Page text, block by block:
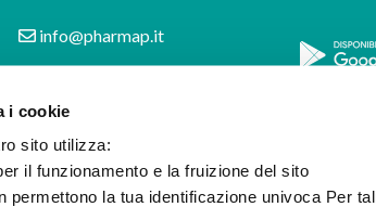
i cookie
sito utilizza:
il funzionamento e la fruizione del sito
permettono la tua identificazione univoca Per
info@pharmap.it